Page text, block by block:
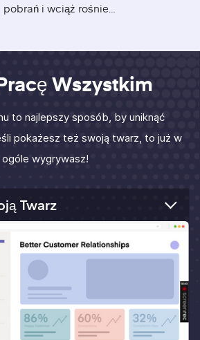
pobrań i wciąż rośnie…
Wszystkim
to najlepszy sposób, by uniknąć
pokażesz też swoją twarz, to już w
ogóle wygrywasz!
Twarz